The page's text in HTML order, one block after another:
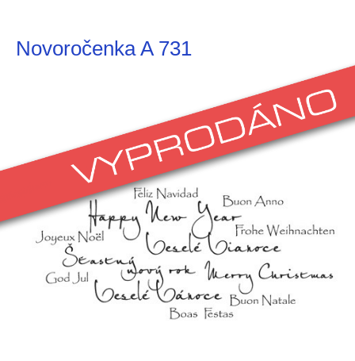
Novoročenka A 731